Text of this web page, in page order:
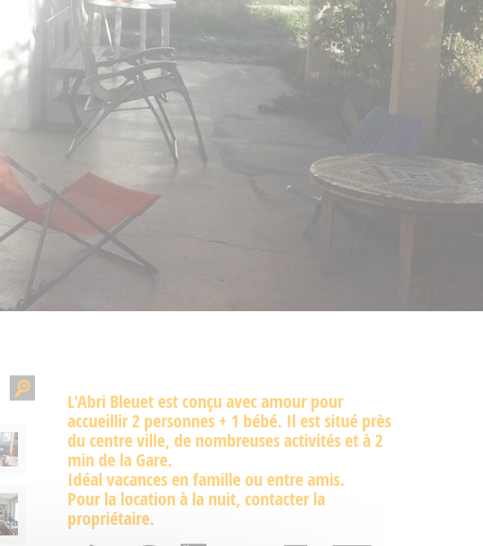
L'Abri Bleuet est conçu avec amour pour
accueillir 2 personnes + 1 bébé. Il est situé près
du centre ville, de nombreuses activités et à 2
min de la Gare.
Idéal vacances en famille ou entre amis.
Pour la location à la nuit, contacter la
propriétaire.